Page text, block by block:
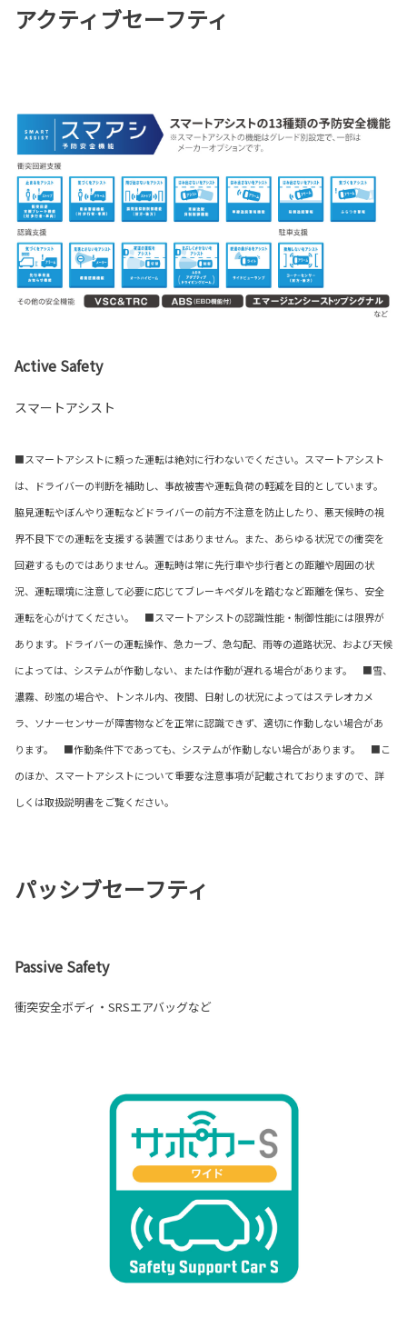
アクティブセーフティ
Active Safety
スマートアシスト
■スマートアシストに頼った運転は絶対に行わないでください。スマートアシスト
は、ドライバーの判断を補助し、事故被害や運転負荷の軽減を目的としています。
脇見運転やぼんやり運転などドライバーの前方不注意を防止したり、悪天候時の視
界不良下での運転を支援する装置ではありません。また、あらゆる状況での衝突を
回避するものではありません。運転時は常に先行車や歩行者との距離や周囲の状
況、運転環境に注意して必要に応じてブレーキペダルを踏むなど距離を保ち、安全
運転を心がけてください。 ■スマートアシストの認識性能・制御性能には限界が
あります。ドライバーの運転操作、急カーブ、急勾配、雨等の道路状況、および天候
によっては、システムが作動しない、または作動が遅れる場合があります。 ■雪、
濃霧、砂嵐の場合や、トンネル内、夜間、日射しの状況によってはステレオカメ
ラ、ソナーセンサーが障害物などを正常に認識できず、適切に作動しない場合があ
ります。 ■作動条件下であっても、システムが作動しない場合があります。 ■こ
のほか、スマートアシストについて重要な注意事項が記載されておりますので、詳
しくは取扱説明書をご覧ください。
パッシブセーフティ
Passive Safety
衝突安全ボディ・SRSエアバッグなど